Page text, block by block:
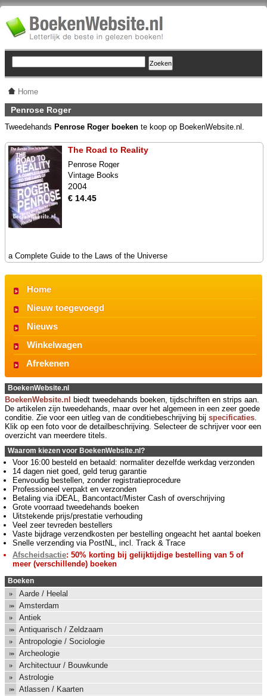
Home
Penrose Roger
Tweedehands Penrose Roger boeken te koop op BoekenWebsite.nl.
The Road to Reality
Penrose Roger
Vintage Books
2004
€ 14.45
a Complete Guide to the Laws of the Universe
Home
Nieuw toegevoegd
Nieuws
Winkelwagen
Afrekenen
BoekenWebsite.nl
BoekenWebsite.nl
biedt tweedehands boeken, tijdschriften en strips aan.
De artikelen zijn tweedehands, maar over het algemeen in een zeer goede
conditie. Zie voor een uitleg van de conditiebeschrijving bij specificaties.
Klik op een foto voor de detailbeschrijving. Selecteer de schrijver voor een
overzicht van meerdere titels.
Waarom kiezen voor BoekenWebsite.nl?
Voor 16:00 besteld en betaald: normaliter dezelfde werkdag verzonden
14 dagen niet goed, geld terug garantie
Eenvoudig bestellen, zonder registratieprocedure
Professioneel verpakt en verzonden
Betaling via iDEAL, Bancontact/Mister Cash of overschrijving
Grote voorraad tweedehands boeken
Uitstekende prijs/prestatie verhouding
Veel zeer tevreden bestellers
Vaste bijdrage verzendkosten per bestelling ongeacht het aantal boeken
Snelle verzending via PostNL, incl. Track & Trace
Afscheidsactie: 50% korting bij gelijktijdige bestelling van 5 of
meer (verschillende) boeken
Boeken
Aarde / Heelal
Amsterdam
Antiek
Antiquarisch / Zeldzaam
Antropologie / Sociologie
Archeologie
Architectuur / Bouwkunde
Astrologie
Atlassen / Kaarten